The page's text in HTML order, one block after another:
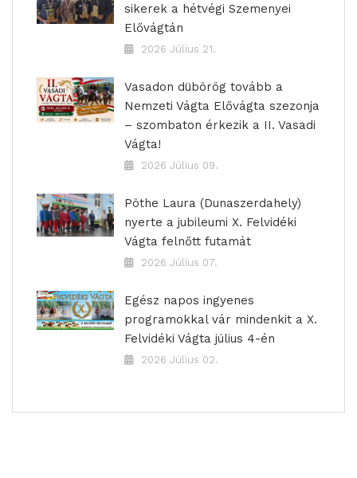
sikerek a hétvégi Szemenyei
Elővágtán
2026 Július 21.
Vasadon dübörög tovább a
Nemzeti Vágta Elővágta szezonja
– szombaton érkezik a II. Vasadi
Vágta!
2026 Július 09.
Pöthe Laura (Dunaszerdahely)
nyerte a jubileumi X. Felvidéki
Vágta felnőtt futamát
2026 Július 07.
Egész napos ingyenes
programokkal vár mindenkit a X.
Felvidéki Vágta július 4-én
2026 Július 02.